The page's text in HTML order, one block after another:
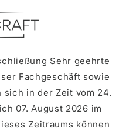
Sehr geehrte
Fachgeschäft sowie
in der Zeit vom 24.
07. August 2026 im
Zeitraums können